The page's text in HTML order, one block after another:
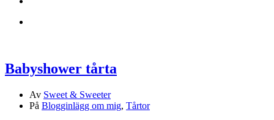
Babyshower tårta
Av Sweet & Sweeter
På Blogginlägg om mig, Tårtor